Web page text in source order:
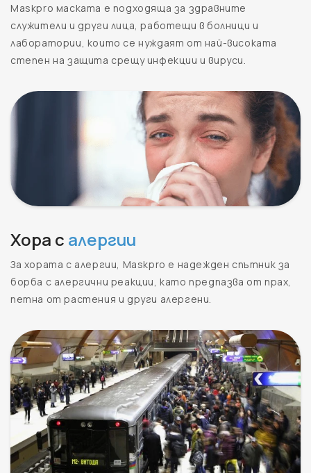
Maskpro маската е подходяща за здравните
служители и други лица, работещи в болници и
лаборатории, които се нуждаят от най-високата
степен на защита срещу инфекции и вируси.
Хора с алергии
За хората с алергии, Maskpro е надежден спътник за
борба с алергични реакции, като предпазва от прах,
петна от растения и други алергени.